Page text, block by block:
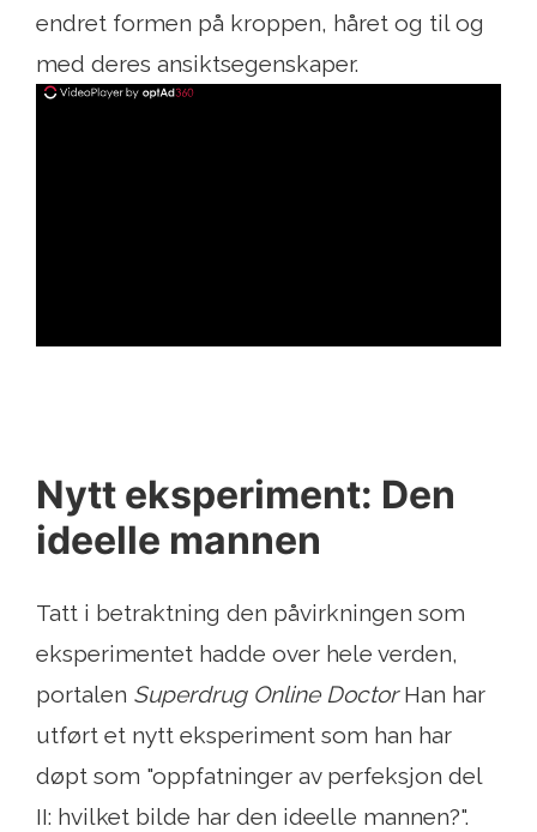
endret formen på kroppen, håret og til og
med deres ansiktsegenskaper.
Nytt eksperiment: Den
ideelle mannen
Tatt i betraktning den påvirkningen som
eksperimentet hadde over hele verden,
portalen Superdrug Online DoctorHan har
utført et nytt eksperiment som han har
døpt som "oppfatninger av perfeksjon del
II: hvilket bilde har den ideelle mannen?".